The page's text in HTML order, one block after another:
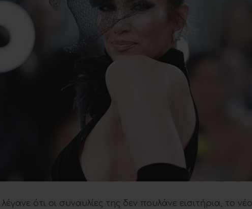
ότι οι συναυλίες της δεν πουλάνε εισιτήρια, το